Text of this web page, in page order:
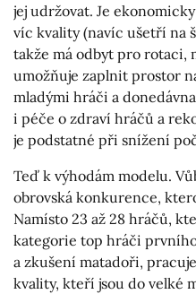
jej udržovat. Je
víc kvality (navíc ušetří na
takže má odbyt pro rotaci,
umožňuje zaplnit prostor
mladými hráči a
i péče o zdraví hráčů a
je podstatné při snížení
Teď k výhodám modelu.
obrovská konkurence,
Namísto 23 až 28 hráčů,
kategorie top hráči
a zkušení matadoři,
kvality, kteří jsou do velké